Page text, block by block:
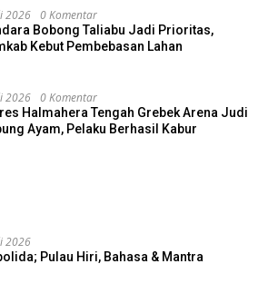
2026 0 Komentar
Bobong Taliabu Jadi Prioritas,
Kebut Pembebasan Lahan
2026 0 Komentar
Halmahera Tengah Grebek Arena Judi
Ayam, Pelaku Berhasil Kabur
2026
Pulau Hiri, Bahasa & Mantra